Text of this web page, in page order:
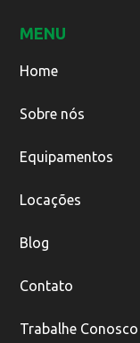
MENU
Home
Sobre nós
Equipamentos
Locações
Blog
Contato
Trabalhe Conosco